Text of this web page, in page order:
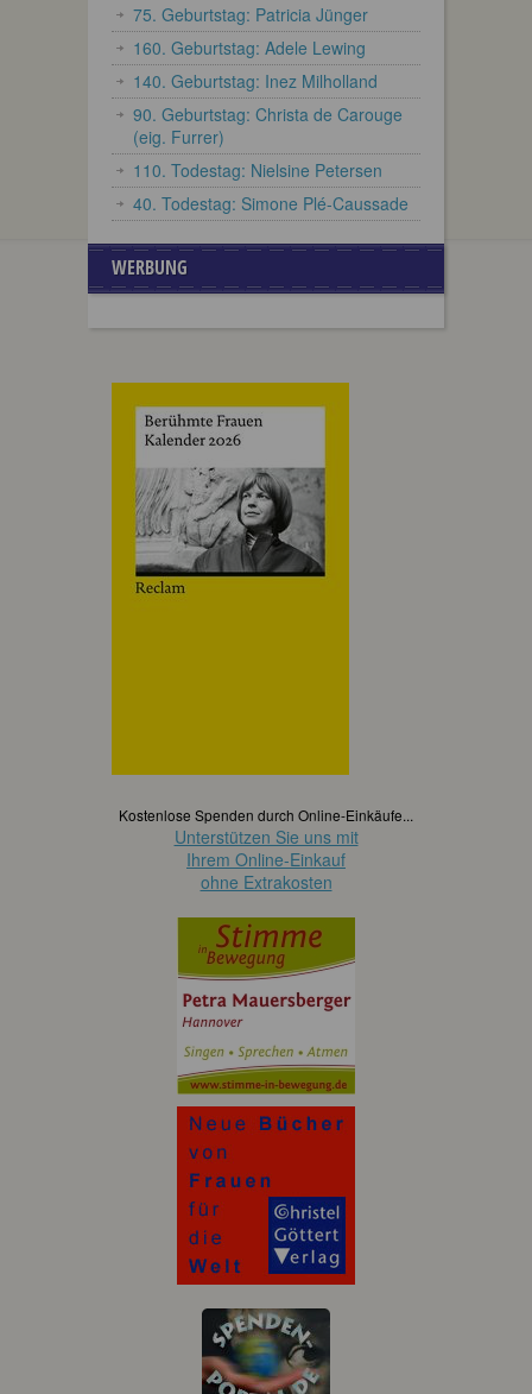
75. Geburtstag: Patricia Jünger
160. Geburtstag: Adele Lewing
140. Geburtstag: Inez Milholland
90. Geburtstag: Christa de Carouge
(eig. Furrer)
110. Todestag: Nielsine Petersen
40. Todestag: Simone Plé-Caussade
WERBUNG
Kostenlose Spenden durch Online-Einkäufe...
Unterstützen Sie uns mit
Ihrem Online-Einkauf
ohne Extrakosten